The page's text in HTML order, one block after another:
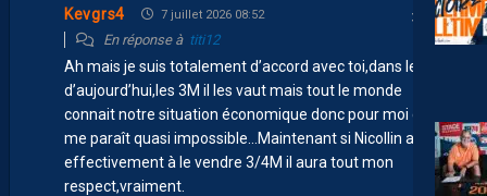
Kevgrs4 7 juillet 2026 08:52
En réponse à titi12
Ah mais je suis totalement d’accord avec toi,dans le foot
d’aujourd’hui,les 3M il les vaut mais tout le monde
connait notre situation économique donc pour moi ça
me paraît quasi impossible…Maintenant si Nicollin arrive
effectivement à le vendre 3/4M il aura tout mon
respect,vraiment.